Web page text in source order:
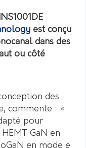
estconçu
dans des
ou côté
des
commente : «
pour
GaN en
en mode e